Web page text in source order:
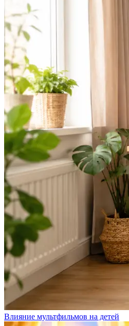
Влияние мультфильмов на детей